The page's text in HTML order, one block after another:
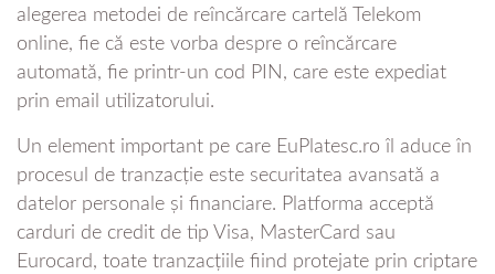
alegerea metodei de reîncărcare cartelă Telekom
online, fie că este vorba despre o reîncărcare
automată, fie printr-un cod PIN, care este expediat
prin email utilizatorului.
Un element important pe care EuPlatesc.ro îl aduce în
procesul de tranzacție este securitatea avansată a
datelor personale și financiare. Platforma acceptă
carduri de credit de tip Visa, MasterCard sau
Eurocard, toate tranzacțiile fiind protejate prin criptare